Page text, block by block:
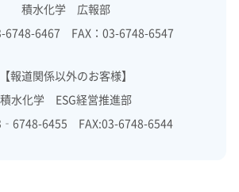
積水化学 広報部
6748-6467 FAX：03-6748-6547
報道関係以外のお客様】
水化学 ESG経営推進部
6455 FAX:03-6748-6544